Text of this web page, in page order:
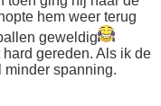
hem weer terug
geweldig
gereden. Als ik de
minder spanning.